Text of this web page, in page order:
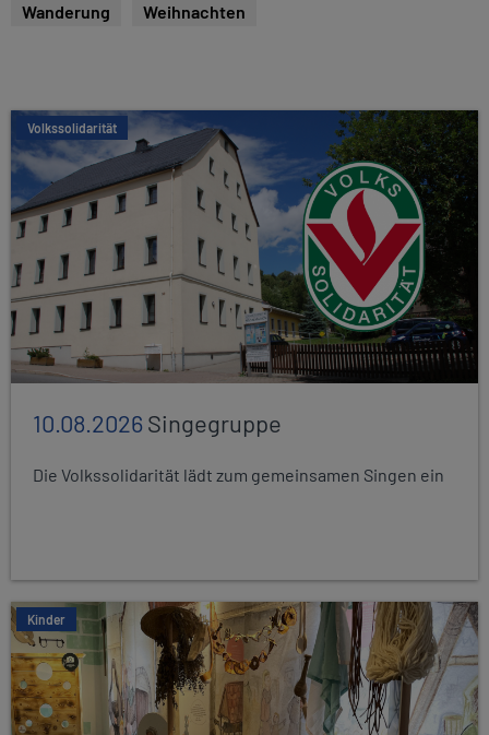
Wanderung Weihnachten
Volkssolidarität
10.08.2026Singegruppe
Die Volkssolidarität lädt zum gemeinsamen Singen ein
Kinder